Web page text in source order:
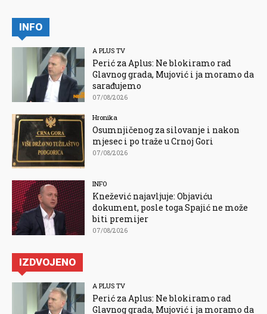
INFO
A PLUS TV
Perić za Aplus: Ne blokiramo rad
Glavnog grada, Mujović i ja moramo da
sarađujemo
07/08/2026
Hronika
Osumnjičenog za silovanje i nakon
mjesec i po traže u Crnoj Gori
07/08/2026
INFO
Knežević najavljuje: Objaviću
dokument, posle toga Spajić ne može
biti premijer
07/08/2026
IZDVOJENO
A PLUS TV
Perić za Aplus: Ne blokiramo rad
Glavnog grada, Mujović i ja moramo da